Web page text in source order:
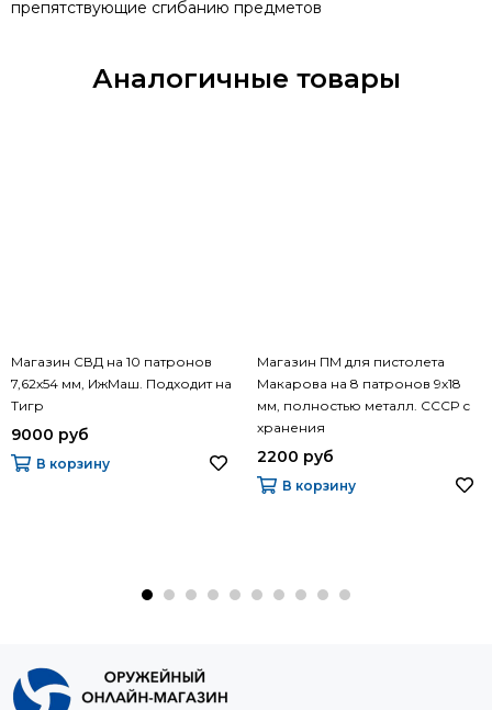
препятствующие сгибанию предметов
Аналогичные товары
Магазин СВД на 10 патронов
7,62х54 мм, ИжМаш. Подходит на
Тигр
9000 руб
В корзину
Магазин ПМ для пистолета
Макарова на 8 патронов 9х18
мм, полностью металл. СССР с
хранения
2200 руб
В корзину